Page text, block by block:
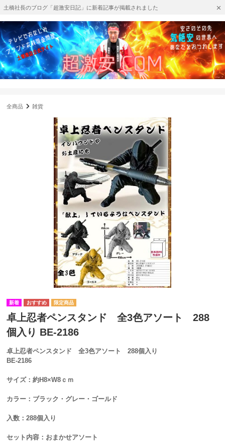
土橋社長のブログ「超激安日記」に新着記事が掲載されました
全商品 雑貨
卓上忍者ペンスタンド 全3色アソート 288
個入り BE-2186
卓上忍者ペンスタンド 全3色アソート 288個入り
BE-2186
サイズ：約H8×W8ｃｍ
カラー：ブラック・グレー・ゴールド
入数：288個入り
セット内容：おまかせアソート